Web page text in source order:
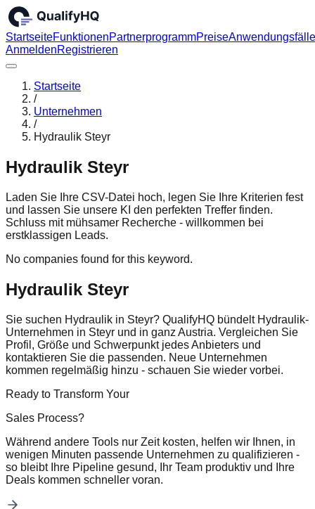
StartseiteFunktionenPartnerprogrammPreiseAnwendungsfälle
AnmeldenRegistrieren
Startseite
/
Unternehmen
/
Hydraulik Steyr
Hydraulik Steyr
Laden Sie Ihre CSV-Datei hoch, legen Sie Ihre Kriterien fest
und lassen Sie unsere KI den perfekten Treffer finden.
Schluss mit mühsamer Recherche - willkommen bei
erstklassigen Leads.
No companies found for this keyword.
Hydraulik Steyr
Sie suchen Hydraulik in Steyr? QualifyHQ bündelt Hydraulik-
Unternehmen in Steyr und in ganz Austria. Vergleichen Sie
Profil, Größe und Schwerpunkt jedes Anbieters und
kontaktieren Sie die passenden. Neue Unternehmen
kommen regelmäßig hinzu - schauen Sie wieder vorbei.
Ready to Transform Your
Sales Process?
Während andere Tools nur Zeit kosten, helfen wir Ihnen, in
wenigen Minuten passende Unternehmen zu qualifizieren -
so bleibt Ihre Pipeline gesund, Ihr Team produktiv und Ihre
Deals kommen schneller voran.